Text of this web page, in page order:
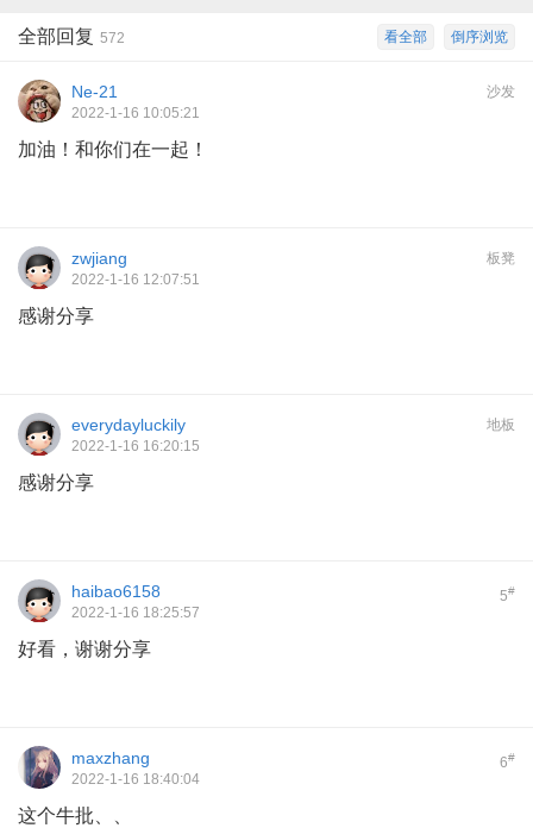
倒序浏览
看全部
全部回复 572
沙发
Ne-21
2022-1-16 10:05:21
加油！和你们在一起！
板凳
zwjiang
2022-1-16 12:07:51
感谢分享
地板
everydayluckily
2022-1-16 16:20:15
感谢分享
5#
haibao6158
2022-1-16 18:25:57
好看，谢谢分享
6#
maxzhang
2022-1-16 18:40:04
这个牛批、、